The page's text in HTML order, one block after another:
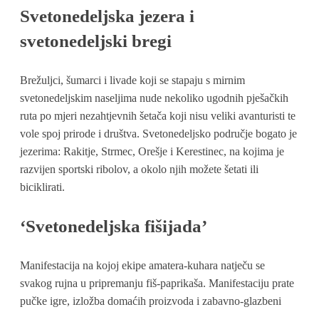
Svetonedeljska jezera i
svetonedeljski bregi
Brežuljci, šumarci i livade koji se stapaju s mirnim
svetonedeljskim naseljima nude nekoliko ugodnih pješačkih
ruta po mjeri nezahtjevnih šetača koji nisu veliki avanturisti te
vole spoj prirode i društva. Svetonedeljsko područje bogato je
jezerima: Rakitje, Strmec, Orešje i Kerestinec, na kojima je
razvijen sportski ribolov, a okolo njih možete šetati ili
biciklirati.
‘Svetonedeljska fišijada’
Manifestacija na kojoj ekipe amatera-kuhara natječu se
svakog rujna u pripremanju fiš-paprikaša. Manifestaciju prate
pučke igre, izložba domaćih proizvoda i zabavno-glazbeni